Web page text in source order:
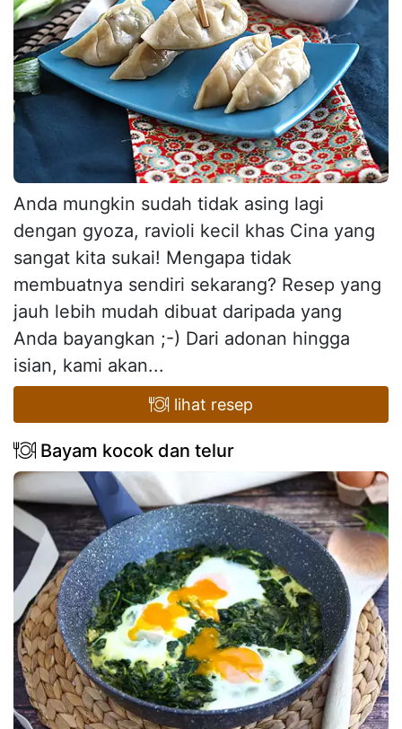
Anda mungkin sudah tidak asing lagi
dengan gyoza, ravioli kecil khas Cina yang
sangat kita sukai! Mengapa tidak
membuatnya sendiri sekarang? Resep yang
jauh lebih mudah dibuat daripada yang
Anda bayangkan ;-) Dari adonan hingga
isian, kami akan...
lihat resep
Bayam kocok dan telur